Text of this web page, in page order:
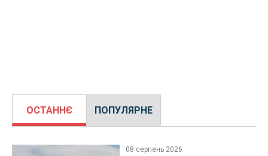
ОСТАННЄ ПОПУЛЯРНЕ
08 серпень 2026